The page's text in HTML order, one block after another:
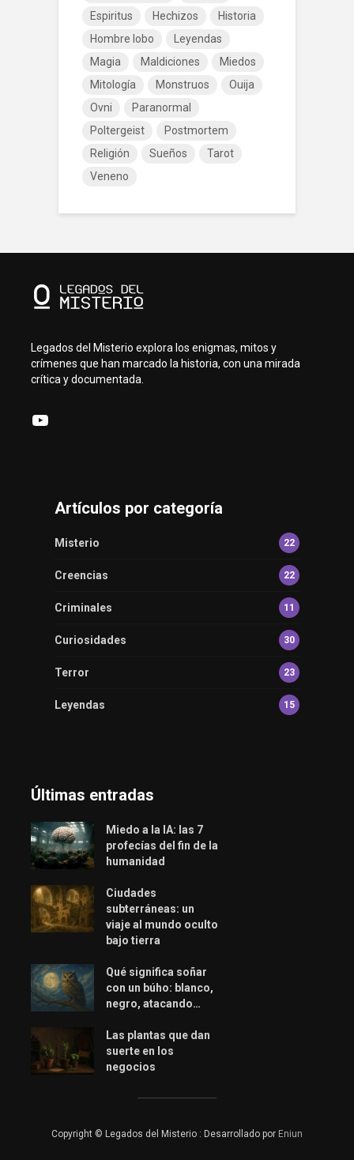
Espiritus
Hechizos
Historia
Hombre lobo
Leyendas
Magia
Maldiciones
Miedos
Mitología
Monstruos
Ouija
Ovni
Paranormal
Poltergeist
Postmortem
Religión
Sueños
Tarot
Veneno
Legados del Misterio explora los enigmas, mitos y
crímenes que han marcado la historia, con una mirada
crítica y documentada.
YouTube
Artículos por categoría
Misterio 22
Creencias 22
Criminales 11
Curiosidades 30
Terror 23
Leyendas 15
Últimas entradas
Miedo a la IA: las 7
profecías del fin de la
humanidad
Ciudades
subterráneas: un
viaje al mundo oculto
bajo tierra
Qué significa soñar
con un búho: blanco,
negro, atacando…
Las plantas que dan
suerte en los
negocios
Copyright © Legados del Misterio : Desarrollado por Eniun